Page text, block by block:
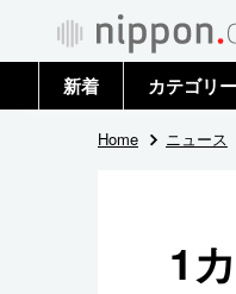
新着 カテゴリー
政治・外交
国際
Home ニュース
1